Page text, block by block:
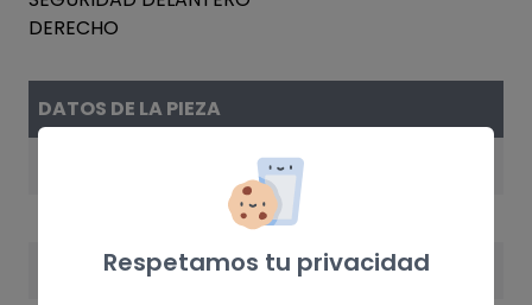
DATOS DE LA PIEZA
Respetamos tu privacidad